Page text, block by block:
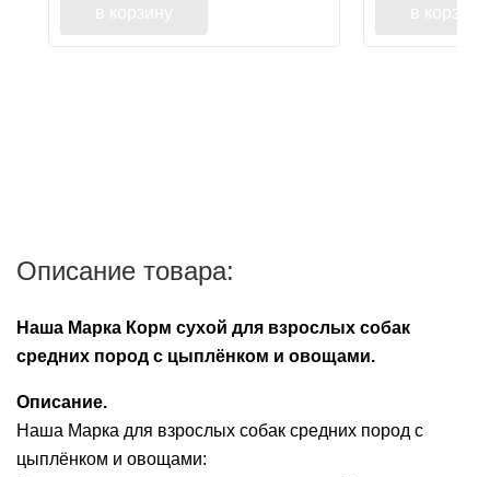
Описание товара:
Наша Марка Корм сухой для взрослых собак
средних пород с цыплёнком и овощами.
Описание.
Наша Марка для взрослых собак средних пород с
цыплёнком и овощами: